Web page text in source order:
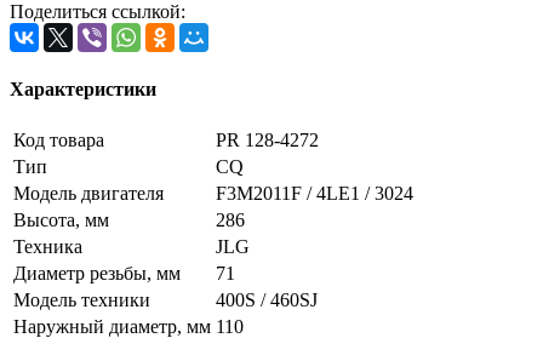
Поделиться ссылкой:
Характеристики
Код товара
PR 128-4272
Тип
CQ
Модель двигателя
F3M2011F / 4LE1 / 3024
Высота, мм
286
Техника
JLG
Диаметр резьбы, мм
71
Модель техники
400S / 460SJ
Наружный диаметр, мм 110